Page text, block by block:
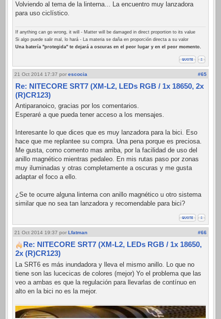
Volviendo al tema de la linterna... La encuentro muy lanzadora
para uso ciclístico.
If anything can go wrong, it will - Matter will be damaged in direct proportion to its value
Si algo puede salir mal, lo hará - La materia se daña en proporción directa a su valor
Una batería "protegida" te dejará a oscuras en el peor lugar y en el peor momento.
21 Oct 2014 17:37 por escocia #65
Re: NITECORE SRT7 (XM-L2, LEDs RGB / 1x 18650, 2x
(R)CR123)
Antiparanoico, gracias por los comentarios.
Esperaré a que pueda tener acceso a los mensajes.
Interesante lo que dices que es muy lanzadora para la bici. Eso
hace que me replantee su compra. Una pena porque es preciosa.
Me gusta, como comento mas arriba, por la facilidad de uso del
anillo magnético mientras pedaleo. En mis rutas paso por zonas
muy iluminadas y otras completamente a oscuras y me gusta
adaptar el foco a ello.
¿Se te ocurre alguna linterna con anillo magnético u otro sistema
similar que no sea tan lanzadora y recomendable para bici?
21 Oct 2014 19:37 por Lfatman #66
Re: NITECORE SRT7 (XM-L2, LEDs RGB / 1x 18650,
2x (R)CR123)
La SRT6 es más inundadora y lleva el mismo anillo. Lo que no
tiene son las lucecicas de colores (mejor) Yo el problema que las
veo a ambas es que la regulación para llevarlas de contínuo en
alto en la bici no es la mejor.